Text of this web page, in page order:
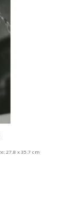
27.8 x 35.7 cm